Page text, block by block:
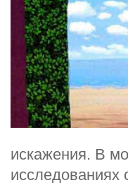
искажения. В
исследованиях